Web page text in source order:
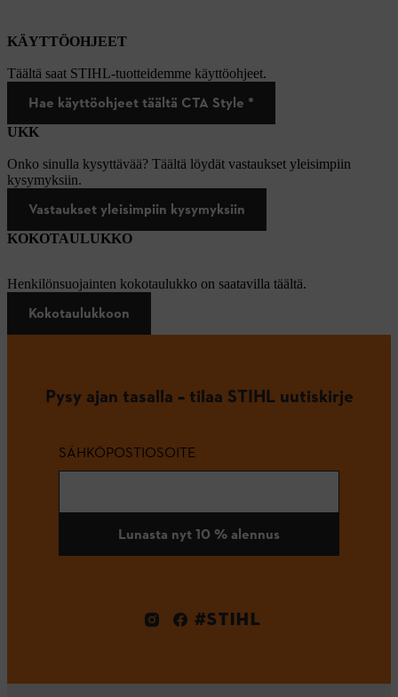
KÄYTTÖOHJEET
Täältä saat STIHL-tuotteidemme käyttöohjeet.
Hae käyttöohjeet täältä CTA Style *
UKK
Onko sinulla kysyttävää? Täältä löydät vastaukset yleisimpiin
kysymyksiin.
Vastaukset yleisimpiin kysymyksiin
KOKOTAULUKKO
Henkilönsuojainten kokotaulukko on saatavilla täältä.
Kokotaulukkoon
Pysy ajan tasalla – tilaa STIHL uutiskirje
SÄHKÖPOSTIOSOITE
Lunasta nyt 10 % alennus
#STIHL